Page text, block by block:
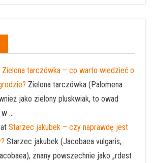
Zielona tarczówka – co warto wiedzieć o
Zielona tarczówka (Palomena
jako zielony pluskwiak, to owad
...
Starzec jakubek – czy naprawdę jest
Starzec jakubek (Jacobaea vulgaris,
znany powszechnie jako „rdest